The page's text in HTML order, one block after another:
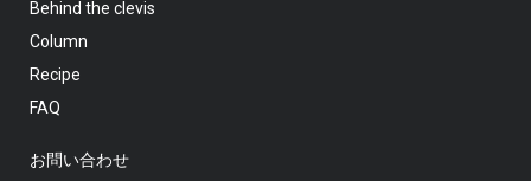
Behind the clevis
Column
Recipe
FAQ
お問い合わせ